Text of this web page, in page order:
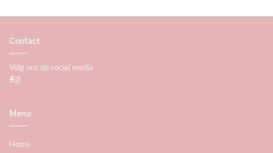
Contact
Volg ons op social media
Menu
Home